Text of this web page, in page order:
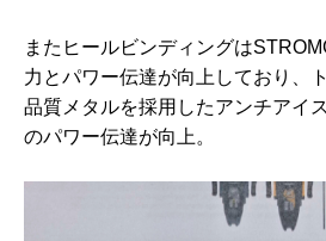
またヒールビンディングは
力とパワー伝達が向上しており、
品質メタルを採用したアンチアイ
のパワー伝達が向上。